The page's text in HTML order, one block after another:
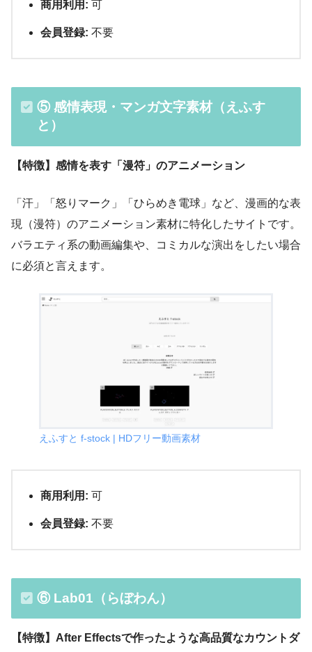
商用利用: 可
会員登録: 不要
⑤ 感情表現・マンガ文字素材（えふす
と）
【特徴】感情を表す「漫符」のアニメーション
「汗」「怒りマーク」「ひらめき電球」など、漫画的な表
現（漫符）のアニメーション素材に特化したサイトです。
バラエティ系の動画編集や、コミカルな演出をしたい場合
に必須と言えます。
えふすと f-stock | HDフリー動画素材
商用利用: 可
会員登録: 不要
⑥ Lab01（らぼわん）
【特徴】After Effectsで作ったような高品質なカウントダ